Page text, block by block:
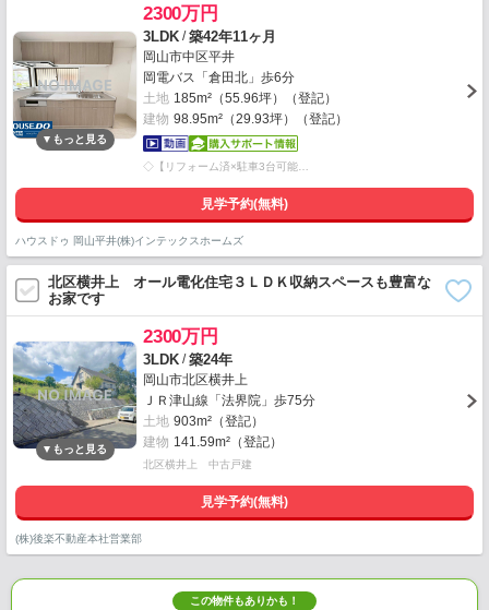
2300万円
3LDK /築42年11ヶ月
岡山市中区平井
岡電バス「倉田北」歩6分
土地 185m²（55.96坪）（登記）
建物 98.95m²（29.93坪）（登記）
◇【リフォーム済×駐車3台可能…
見学予約(無料)
ハウスドゥ 岡山平井(株)インテックスホームズ
北区横井上 オール電化住宅３ＬＤＫ収納スペースも豊富な
お家です
2300万円
3LDK /築24年
岡山市北区横井上
ＪＲ津山線「法界院」歩75分
土地 903m²（登記）
建物 141.59m²（登記）
北区横井上 中古戸建
見学予約(無料)
(株)後楽不動産本社営業部
この物件もありかも！